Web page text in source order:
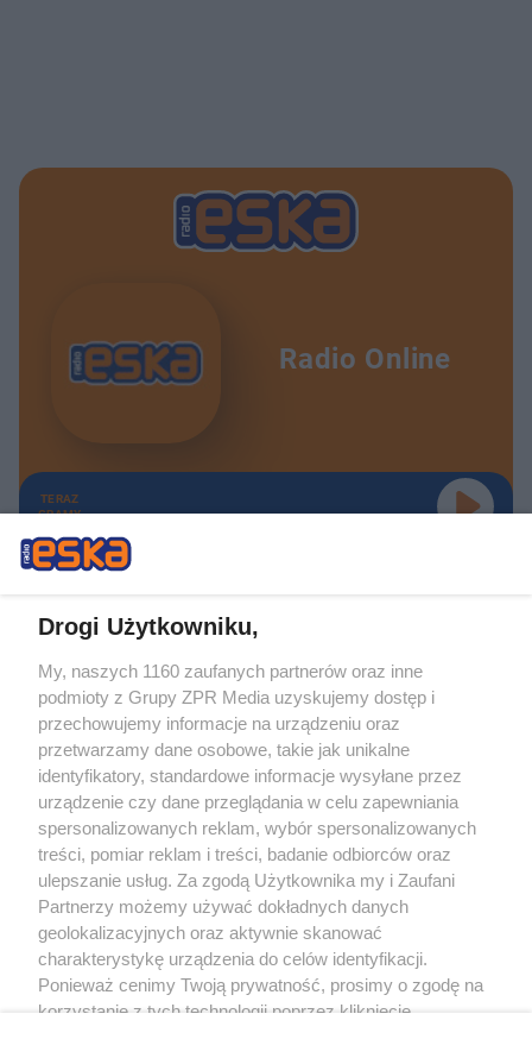
Radio Online
TERAZ
GRAMY
Żaden utwór zamieszczony w serwisie nie może być powielany i
rozpowszechniany lub dalej rozpowszechniany w jakikolwiek sposób (w
tym także elektroniczny lub mechaniczny) na jakimkolwiek polu
eksploatacji w jakiejkolwiek formie, włącznie z umieszczaniem w Internecie
bez pisemnej zgody właściciela praw. Jakiekolwiek użycie lub
wykorzystanie utworów w całości lub w części z naruszeniem prawa, tzn.
bez właściwej zgody, jest zabronione pod groźbą kary i może być ścigane
prawnie.
O nas
Drogi Użytkowniku,
My, naszych 1160 zaufanych partnerów oraz inne
podmioty z Grupy ZPR Media uzyskujemy dostęp i
przechowujemy informacje na urządzeniu oraz
przetwarzamy dane osobowe, takie jak unikalne
identyfikatory, standardowe informacje wysyłane przez
urządzenie czy dane przeglądania w celu zapewniania
spersonalizowanych reklam, wybór spersonalizowanych
treści, pomiar reklam i treści, badanie odbiorców oraz
ulepszanie usług. Za zgodą Użytkownika my i Zaufani
Partnerzy możemy używać dokładnych danych
geolokalizacyjnych oraz aktywnie skanować
charakterystykę urządzenia do celów identyfikacji.
Ponieważ cenimy Twoją prywatność, prosimy o zgodę na
korzystanie z tych technologii poprzez kliknięcie